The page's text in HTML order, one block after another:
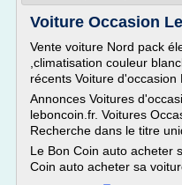
Voiture Occasion
Vente voiture Nord pack
,climatisation couleur
récents Voiture d'occasion
Annonces Voitures
leboncoin.fr. Voitures
Recherche dans le titre
Le Bon Coin auto acheter
Coin auto acheter sa